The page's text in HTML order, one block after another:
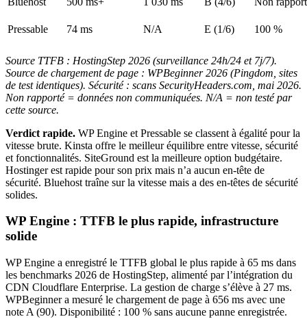
Pressable 74 ms N/A E (1/6) 100 %
Source TTFB : HostingStep 2026 (surveillance 24h/24 et 7j/7).
Source de chargement de page : WPBeginner 2026 (Pingdom, sites
de test identiques). Sécurité : scans SecurityHeaders.com, mai 2026.
Non rapporté = données non communiquées. N/A = non testé par
cette source.
Verdict rapide. WP Engine et Pressable se classent à égalité pour la
vitesse brute. Kinsta offre le meilleur équilibre entre vitesse, sécurité
et fonctionnalités. SiteGround est la meilleure option budgétaire.
Hostinger est rapide pour son prix mais n’a aucun en-tête de
sécurité. Bluehost traîne sur la vitesse mais a des en-têtes de sécurité
solides.
WP Engine : TTFB le plus rapide, infrastructure
solide
WP Engine a enregistré le TTFB global le plus rapide à 65 ms dans
les benchmarks 2026 de HostingStep, alimenté par l’intégration du
CDN Cloudflare Enterprise. La gestion de charge s’élève à 27 ms.
WPBeginner a mesuré le chargement de page à 656 ms avec une
note A (90). Disponibilité : 100 % sans aucune panne enregistrée.